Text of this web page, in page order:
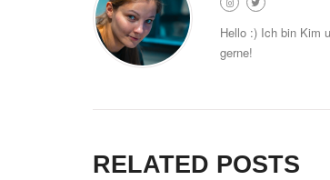
Hello :) Ich bin Kim
gerne!
RELATED POSTS